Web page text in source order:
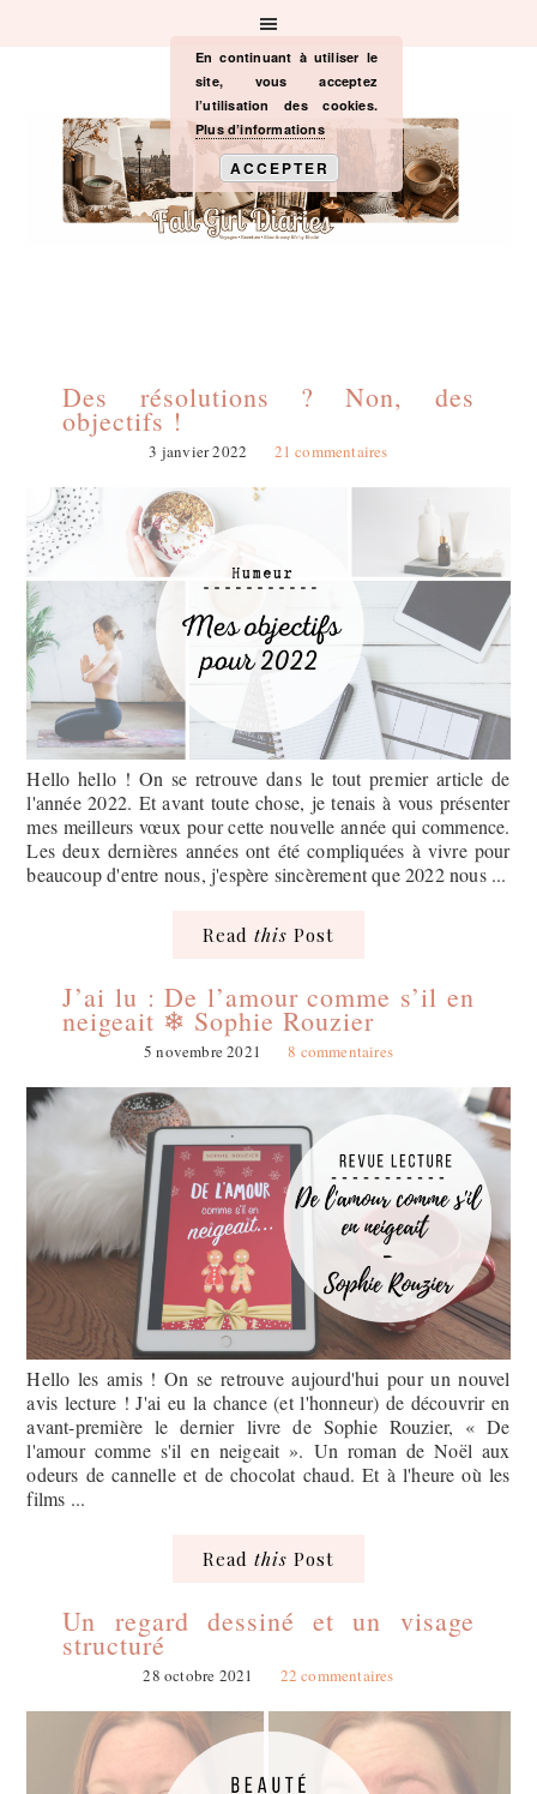
principale
Des résolutions ? Non, des
objectifs !
3 janvier 2022 21 commentaires
Hello hello ! On se retrouve dans le tout premier article de
l'année 2022. Et avant toute chose, je tenais à vous présenter
mes meilleurs vœux pour cette nouvelle année qui commence.
Les deux dernières années ont été compliquées à vivre pour
beaucoup d'entre nous, j'espère sincèrement que 2022 nous ...
Read this Post
J’ai lu : De l’amour comme s’il en
neigeait ❄ Sophie Rouzier
5 novembre 2021 8 commentaires
Hello les amis ! On se retrouve aujourd'hui pour un nouvel
avis lecture ! J'ai eu la chance (et l'honneur) de découvrir en
avant-première le dernier livre de Sophie Rouzier, « De
l'amour comme s'il en neigeait ». Un roman de Noël aux
odeurs de cannelle et de chocolat chaud. Et à l'heure où les
films ...
Read this Post
Un regard dessiné et un visage
structuré
28 octobre 2021 22 commentaires
En continuant à utiliser le
site, vous acceptez
l’utilisation des cookies.
Plus d’informations
ACCEPTER